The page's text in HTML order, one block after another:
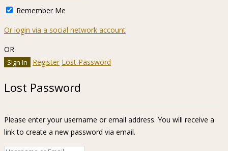
Remember Me
Or login via a social network account
OR
Register Lost Password
Lost Password
Please enter your username or email address. You will receive a
link to create a new password via email.